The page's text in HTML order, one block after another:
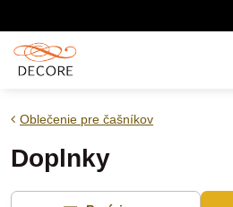
Oblečenie pre čašníkov
Doplnky